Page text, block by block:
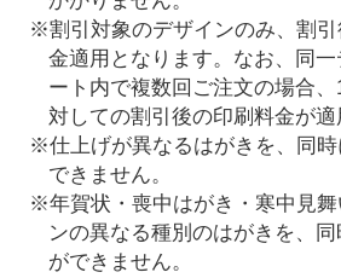
※割引対象のデザインのみ、割
金適用となります。なお、同
ート内で複数回ご注文の場合
対しての割引後の印刷料金が適
※仕上げが異なるはがきを、同
できません。
※年賀状・喪中はがき・寒中見舞
ンの異なる種別のはがきを、
ができません。